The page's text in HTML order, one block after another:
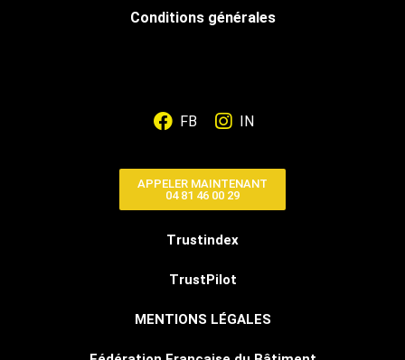
Conditions générales
FB IN
APPELER MAINTENANT
04 81 46 00 29
Trustindex
TrustPilot
MENTIONS LÉGALES